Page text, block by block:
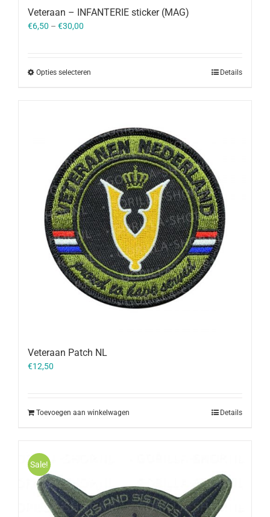
Veteraan – INFANTERIE sticker (MAG)
€6,50 – €30,00
Opties selecteren Details
Veteraan Patch NL
€12,50
Toevoegen aan winkelwagen Details
Sale!